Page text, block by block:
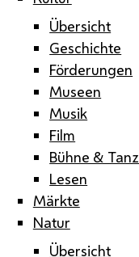
Übersicht
Geschichte
Förderungen
Museen
Musik
Film
Bühne & Tanz
Lesen
Märkte
Natur
Übersicht